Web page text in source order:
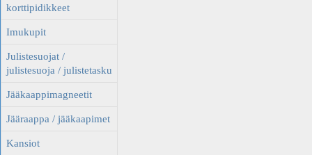
korttipidikkeet
Imukupit
Julistesuojat /
julistesuoja / julistetasku
Jääkaappimagneetit
Jääraappa / jääkaapimet
Kansiot